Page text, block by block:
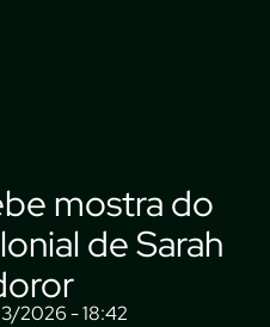
mostra do
de Sarah
2026 - 18:42